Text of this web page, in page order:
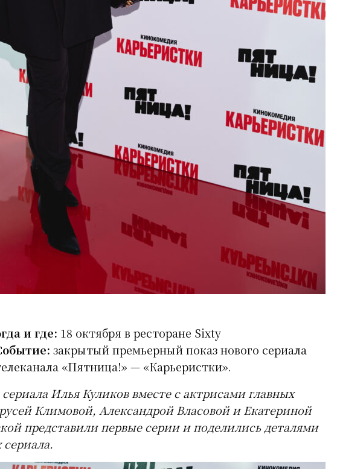
и где: 18 октября в ресторане Sixty
закрытый премьерный показ нового сериала
«Пятница!» — «Карьеристки».
Илья Куликов вместе с актрисами главных
Климовой, Александрой Власовой и Екатериной
представили первые серии и поделились деталями
сериала.